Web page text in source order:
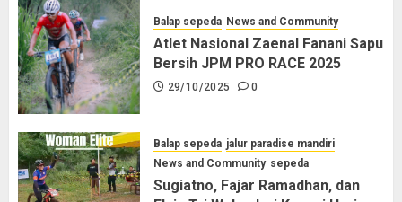
Balap sepeda News and Community
Atlet Nasional Zaenal Fanani Sapu
Bersih JPM PRO RACE 2025
29/10/2025 0
Balap sepeda jalur paradise mandiri
News and Community sepeda
Sugiatno, Fajar Ramadhan, dan